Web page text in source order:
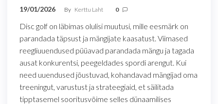
19/01/2026 By Kerttu Laht 0
Disc golf on läbimas olulisi muutusi, mille eesmärk on
parandada täpsust ja mängijate kaasatust. Viimased
reegliuuendused püüavad parandada mängu ja tagada
ausat konkurentsi, peegeldades spordi arengut. Kui
need uuendused jõustuvad, kohandavad mängijad oma
treeningut, varustust ja strateegiaid, et säilitada
tipptasemel sooritusvõime selles dünaamilises